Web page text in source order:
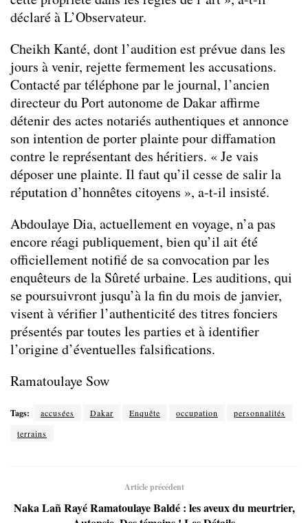
déclaré à L’Observateur.
Cheikh Kanté, dont l’audition est prévue dans les
jours à venir, rejette fermement les accusations.
Contacté par téléphone par le journal, l’ancien
directeur du Port autonome de Dakar affirme
détenir des actes notariés authentiques et annonce
son intention de porter plainte pour diffamation
contre le représentant des héritiers. « Je vais
déposer une plainte. Il faut qu’il cesse de salir la
réputation d’honnêtes citoyens », a-t-il insisté.
Abdoulaye Dia, actuellement en voyage, n’a pas
encore réagi publiquement, bien qu’il ait été
officiellement notifié de sa convocation par les
enquêteurs de la Sûreté urbaine. Les auditions, qui
se poursuivront jusqu’à la fin du mois de janvier,
visent à vérifier l’authenticité des titres fonciers
présentés par toutes les parties et à identifier
l’origine d’éventuelles falsifications.
Ramatoulaye Sow
Tags: accusées Dakar Enquête occupation
personnalités
terrains
Article précédent
Naka Lañ Rayé Ramatoulaye Baldé : les aveux du meurtrier,